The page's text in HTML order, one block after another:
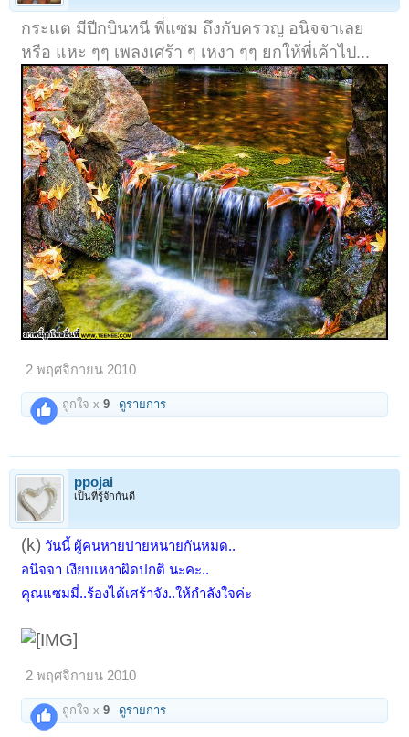
กระแต มีปีกบินหนี พี่แซม ถึงกับครวญ อนิจจาเลย
หรือ แหะ ๆๆ เพลงเศร้า ๆ เหงา ๆๆ ยกให้พี่เค้าไป...
2 พฤศจิกายน 2010
ถูกใจ x9 ดูรายการ
ppojai
เป็นที่รู้จักกันดี
(k) วันนี้ ผู้คนหายปายหนายกันหมด..
อนิจจา เงียบเหงาผิดปกติ นะคะ..
คุณแซมมี่..ร้องได้เศร้าจัง..ให้กำลังใจค่ะ
2 พฤศจิกายน 2010
ถูกใจ x9 ดูรายการ